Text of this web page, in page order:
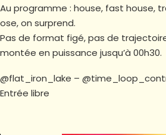
À
Au programme : house, fast house,
ose, on surprend.
Pas de format figé, pas de
montée en puissance jusqu’à 00h30.
@flat_iron_lake –
Entrée libre